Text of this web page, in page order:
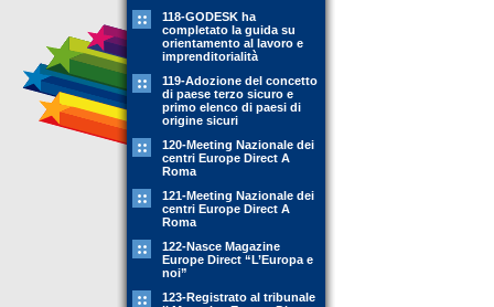
118-GODESK ha
completato la guida su
orientamento al lavoro e
imprenditorialità
119-Adozione del concetto
di paese terzo sicuro e
primo elenco di paesi di
origine sicuri
120-Meeting Nazionale dei
centri Europe Direct A
Roma
121-Meeting Nazionale dei
centri Europe Direct A
Roma
122-Nasce Magazine
Europe Direct “L’Europa e
noi”
123-Registrato al tribunale